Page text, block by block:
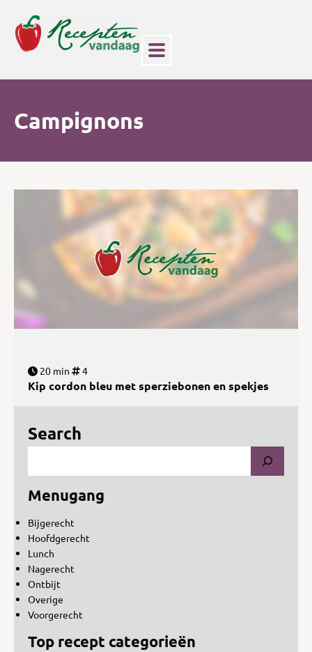
Campignons
20 min 4
Kip cordon bleu met sperziebonen en spekjes
Search
Menugang
Bijgerecht
Hoofdgerecht
Lunch
Nagerecht
Ontbijt
Overige
Voorgerecht
Top recept categorieën